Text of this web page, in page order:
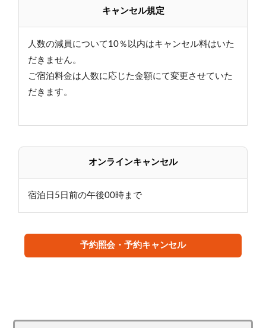
キャンセル規定
人数の減員について10％以内はキャンセル料はいた
だきません。
ご宿泊料金は人数に応じた金額にて変更させていた
だきます。
オンラインキャンセル
宿泊日5日前の午後00時まで
予約照会・予約キャンセル